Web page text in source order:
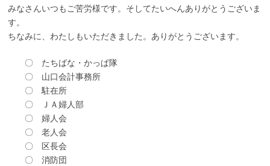
みなさんいつもご苦労様です。そしてたいへんありがとうございま
す。
ちなみに、わたしもいただきました。ありがとうございます。
〇 たちばな・かっぱ隊
〇 山口会計事務所
〇 駐在所
〇 ＪＡ婦人部
〇 婦人会
〇 老人会
〇 区長会
〇 消防団